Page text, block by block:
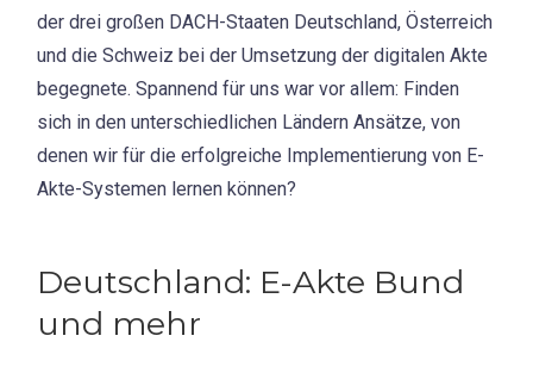
der drei großen DACH-Staaten Deutschland, Österreich
und die Schweiz bei der Umsetzung der digitalen Akte
begegnete. Spannend für uns war vor allem: Finden
sich in den unterschiedlichen Ländern Ansätze, von
denen wir für die erfolgreiche Implementierung von E-
Akte-Systemen lernen können?
Deutschland: E-Akte Bund
und mehr